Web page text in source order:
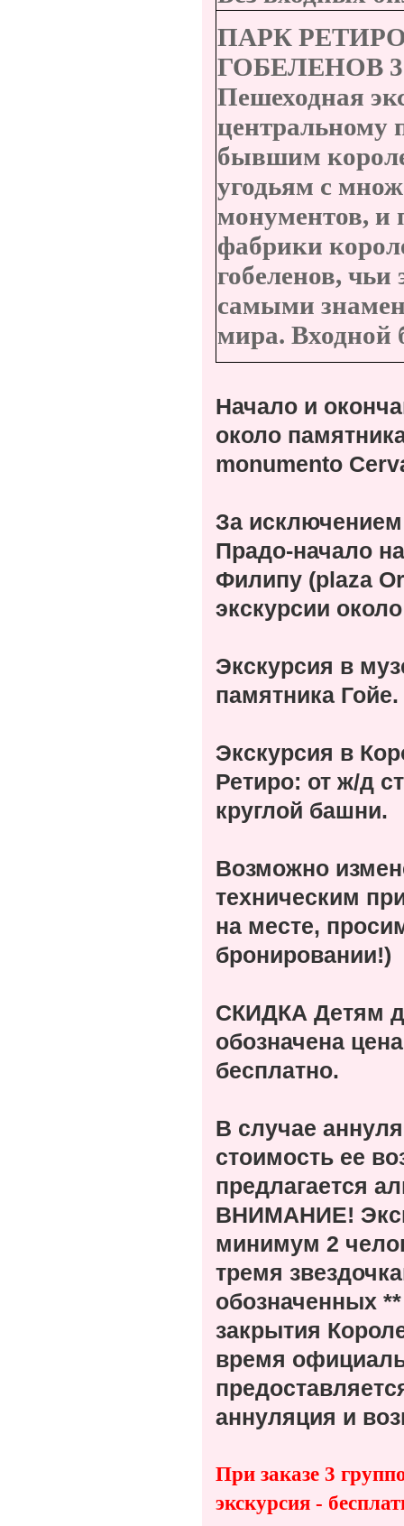
ПАРК
ГОБЕЛЕНОВ
Пешеходная
центральному
бывшим
угодьям с
монументов, и
фабрики
гобеленов, чьи
самыми
мира. Входной
Начало и
около
monumento
За исключением
Прадо-начало
Филипу (plaza
экскурсии
Экскурсия в
памятника Гойе.
Экскурсия в
Ретиро: от ж/д
круглой башни.
Возможно
техническим
на месте,
бронировании!)
СКИДКА Детям
обозначена
бесплатно.
В случае
стоимость ее
предлагается
ВНИМАНИЕ!
минимум 2
тремя
обозначенных
закрытия
время
аннуляция и
При заказе 3
экскурсия -